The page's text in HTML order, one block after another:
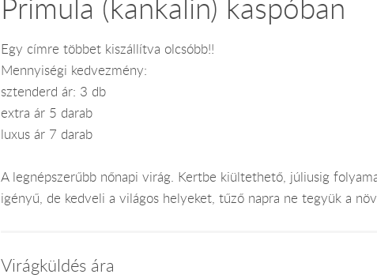
Primula (kankalin) kaspóban
Egy címre többet kiszállítva olcsóbb!!
Mennyiségi kedvezmény:
sztenderd ár: 3 db
extra ár 5 darab
luxus ár 7 darab
A legnépszerűbb nőnapi virág. Kertbe kiültethető, júliusig
igényű, de kedveli a világos helyeket, tűző napra ne tegyük a
Virágküldés ára